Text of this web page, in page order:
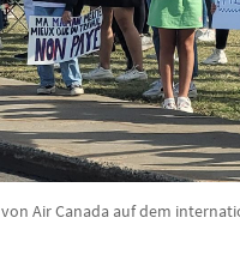
Air Canada auf dem